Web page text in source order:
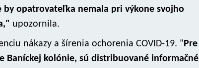
by opatrovateľka nemala pri výkone svojho
upozornila.
nákazy a šírenia ochorenia COVID-19. "Pre
kolónie, sú distribuované informačné